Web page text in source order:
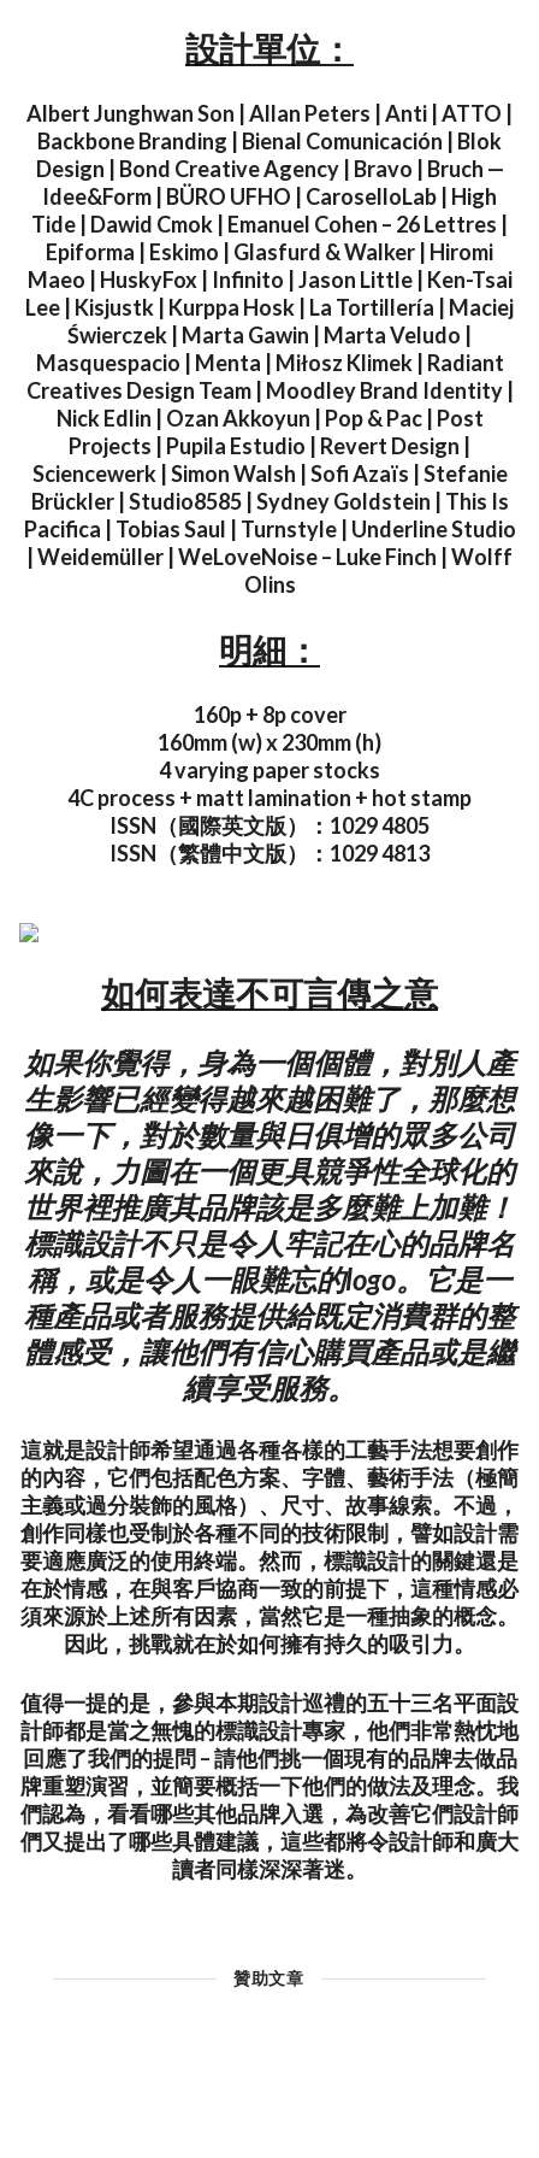
設計單位：
Albert Junghwan Son | Allan Peters | Anti | ATTO |
Backbone Branding | Bienal Comunicación | Blok
Design | Bond Creative Agency | Bravo | Bruch —
Idee&Form | BÜRO UFHO | CaroselloLab | High
Tide | Dawid Cmok | Emanuel Cohen – 26 Lettres |
Epiforma | Eskimo | Glasfurd & Walker | Hiromi
Maeo | HuskyFox | Infinito | Jason Little | Ken-Tsai
Lee | Kisjustk | Kurppa Hosk | La Tortillería | Maciej
Świerczek | Marta Gawin | Marta Veludo |
Masquespacio | Menta | Miłosz Klimek | Radiant
Creatives Design Team | Moodley Brand Identity |
Nick Edlin | Ozan Akkoyun | Pop & Pac | Post
Projects | Pupila Estudio | Revert Design |
Sciencewerk | Simon Walsh | Sofi Azaïs | Stefanie
Brückler | Studio8585 | Sydney Goldstein | This Is
Pacifica | Tobias Saul | Turnstyle | Underline Studio
| Weidemüller | WeLoveNoise – Luke Finch | Wolff
Olins
明細：
160p + 8p cover
160mm (w) x 230mm (h)
4 varying paper stocks
4C process + matt lamination + hot stamp
ISSN（國際英文版）：1029 4805
ISSN（繁體中文版）：1029 4813
如何表達不可言傳之意
如果你覺得，身為一個個體，對別人產
生影響已經變得越來越困難了，那麼想
像一下，對於數量與日俱增的眾多公司
來說，力圖在一個更具競爭性全球化的
世界裡推廣其品牌該是多麼難上加難！
標識設計不只是令人牢記在心的品牌名
稱，或是令人一眼難忘的logo。它是一
種產品或者服務提供給既定消費群的整
體感受，讓他們有信心購買產品或是繼
續享受服務。
這就是設計師希望通過各種各樣的工藝手法想要創作
的內容，它們包括配色方案、字體、藝術手法（極簡
主義或過分裝飾的風格）、尺寸、故事線索。不過，
創作同樣也受制於各種不同的技術限制，譬如設計需
要適應廣泛的使用終端。然而，標識設計的關鍵還是
在於情感，在與客戶協商一致的前提下，這種情感必
須來源於上述所有因素，當然它是一種抽象的概念。
因此，挑戰就在於如何擁有持久的吸引力。
值得一提的是，參與本期設計巡禮的五十三名平面設
計師都是當之無愧的標識設計專家，他們非常熱忱地
回應了我們的提問 – 請他們挑一個現有的品牌去做品
牌重塑演習，並簡要概括一下他們的做法及理念。我
們認為，看看哪些其他品牌入選，為改善它們設計師
們又提出了哪些具體建議，這些都將令設計師和廣大
讀者同樣深深著迷。
贊助文章